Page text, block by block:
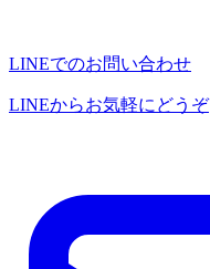
LINEでのお問い合わせ
LINEからお気軽にどうぞ